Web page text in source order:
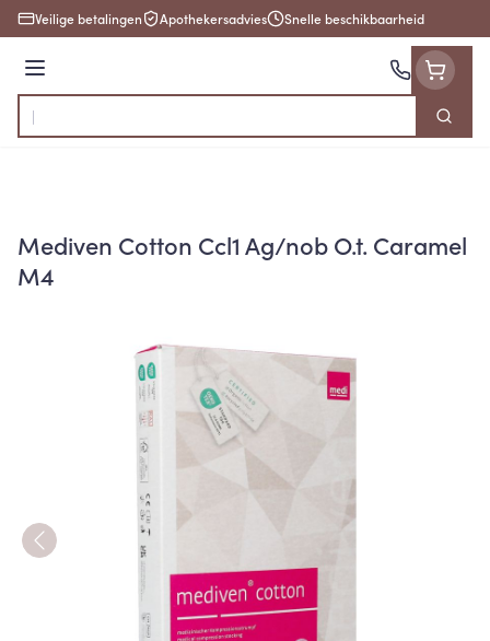
Ga naar de inhoud
Veilige betalingen Apothekersadvies Snelle beschikbaarheid
Menu
Product, merk, categorie...
Zoek
Mediven Cotton Ccl1 Ag/nob O.t. Caramel
M4